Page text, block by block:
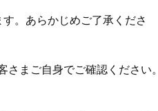
。あらかじめご了承くださ
まご自身でご確認ください。